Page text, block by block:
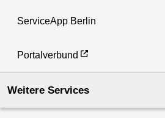
ServiceApp Berlin
Portalverbund
Weitere Services